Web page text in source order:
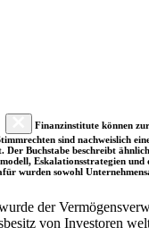
Finanzinstitute können
sind
Der Buchstabe beschreibt
Eskalationsstrategien
wurden sowohl
der
von Investoren